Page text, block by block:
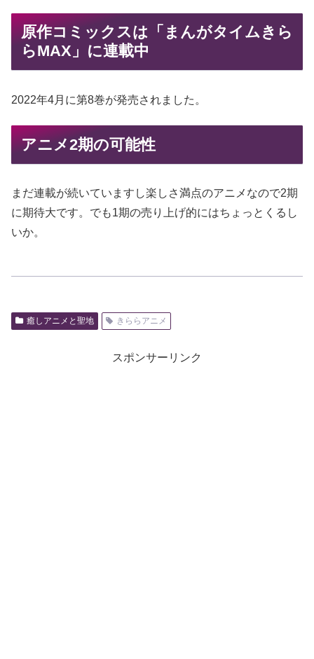
原作コミックスは「まんがタイムきら
らMAX」に連載中
2022年4月に第8巻が発売されました。
アニメ2期の可能性
まだ連載が続いていますし楽しさ満点のアニメなので2期
に期待大です。でも1期の売り上げ的にはちょっとくるし
いか。
癒しアニメと聖地 きららアニメ
スポンサーリンク